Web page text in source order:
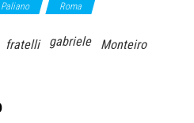
Paliano Roma
fratelli gabriele
Monteiro